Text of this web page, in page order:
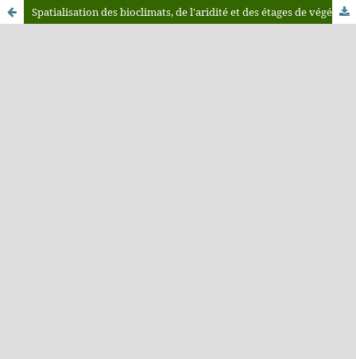
Spatialisation des bioclimats, de l'aridité et des étages de végétation du Maroc